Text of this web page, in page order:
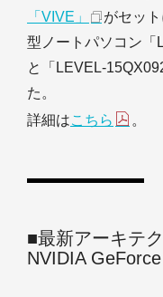
「VIVE」
がセッ
型ノートパソコン「
と「LEVEL-
た。
詳細はこちら 。
■最新アーキテ
NVIDIA